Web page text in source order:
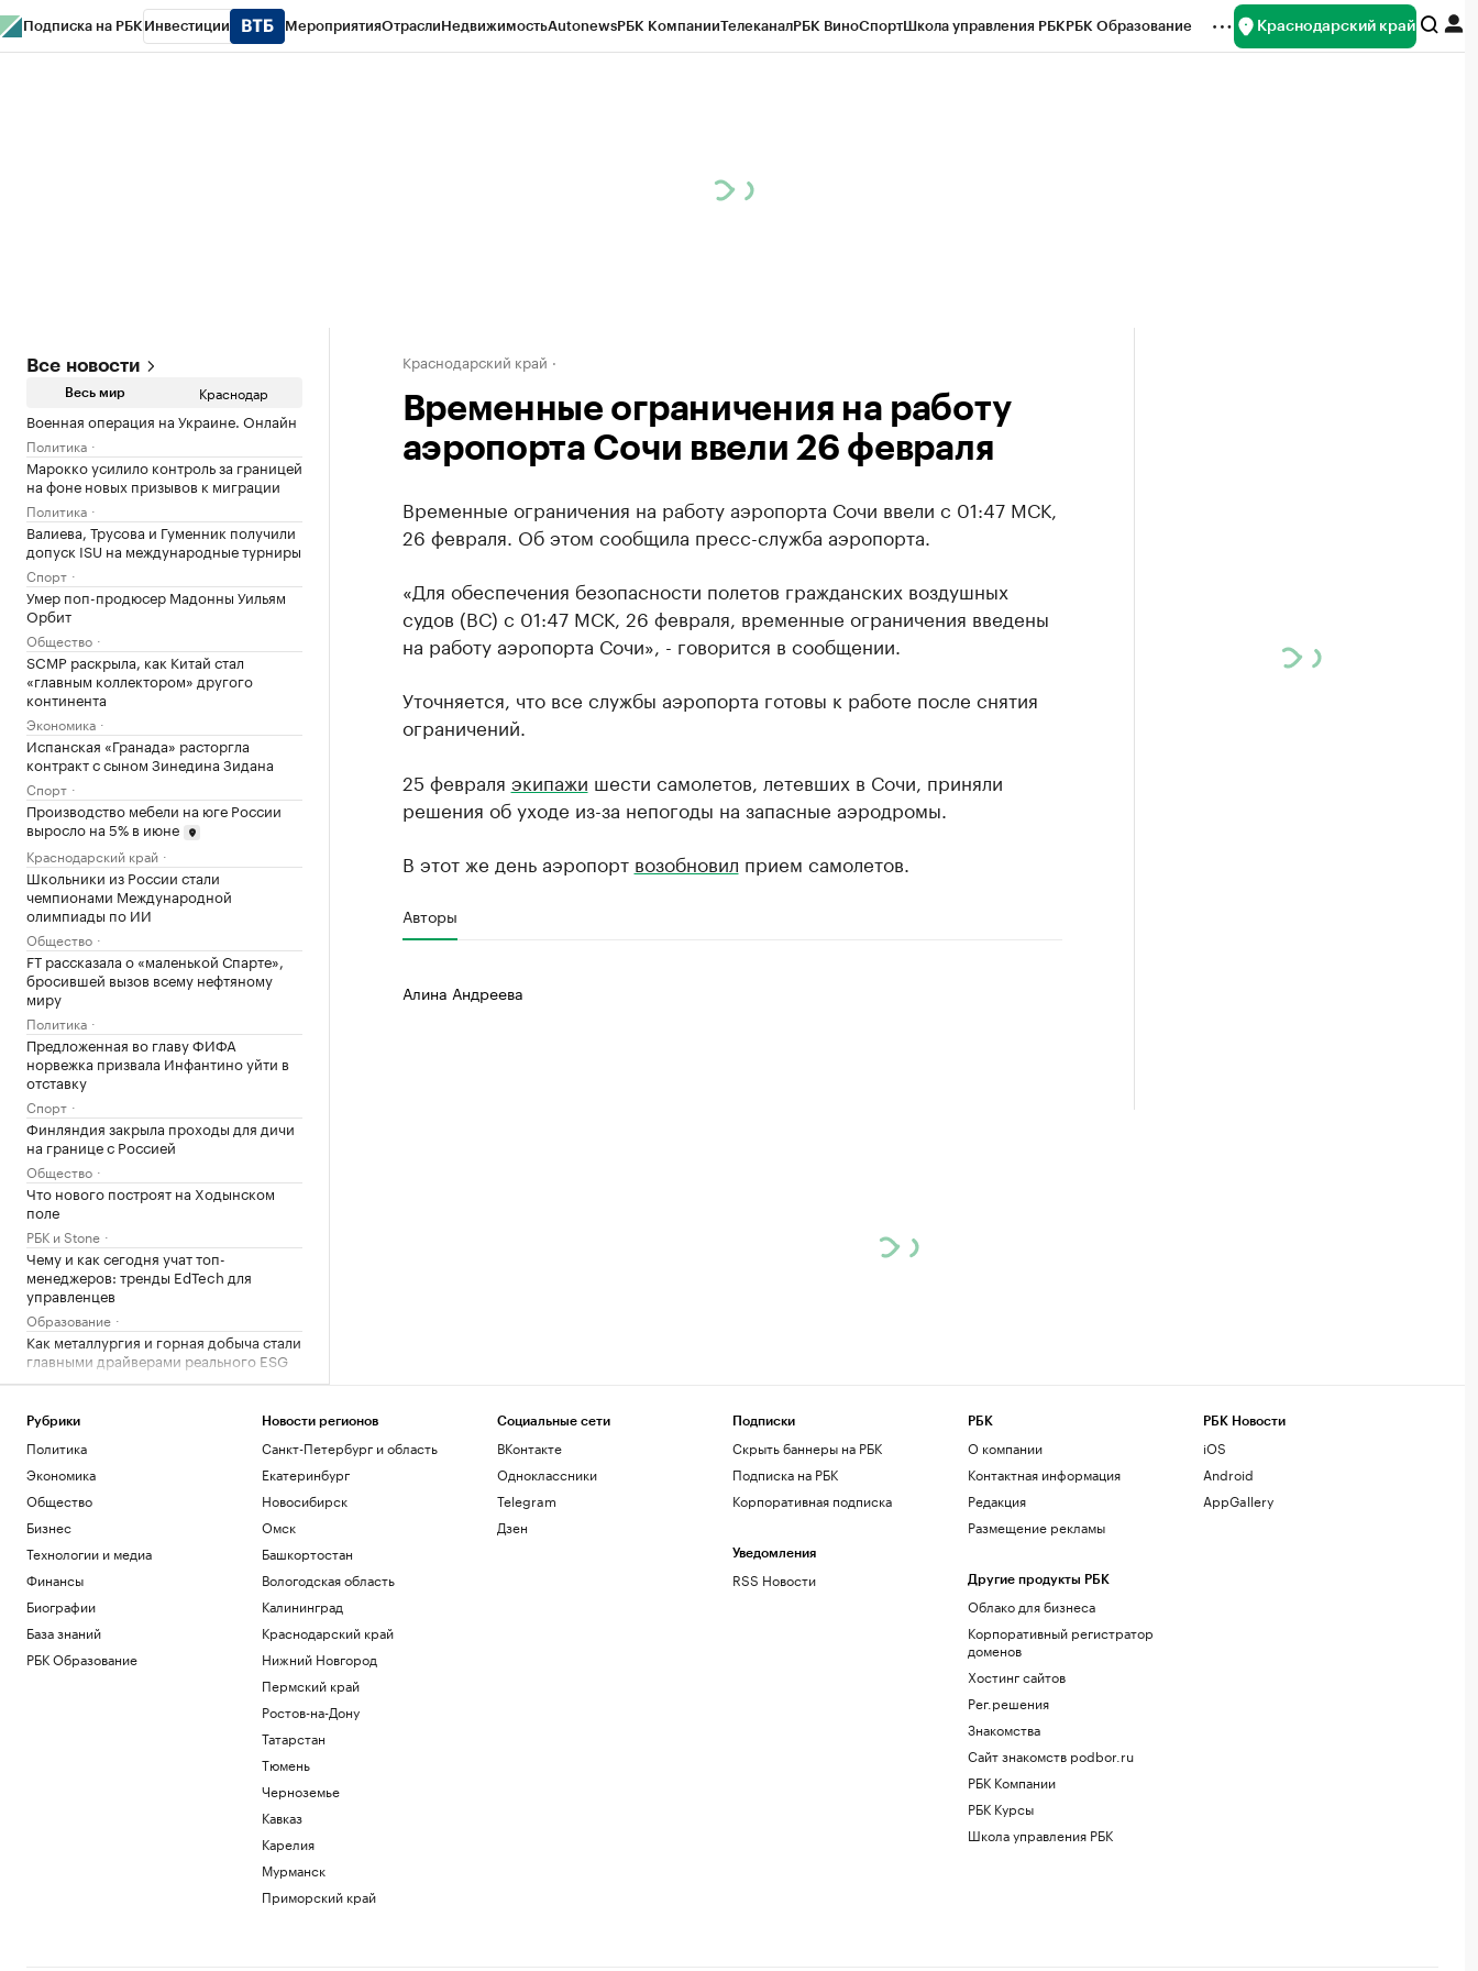
Подписка на РБК Инвестиции МероприятияОтраслиНедвижимостьAutonewsРБК КомпанииТелеканалРБК ВиноСпортШкола управления РБКРБК Образование Краснодарский край
Все новости
Весь мир Краснодар
Военная операция на Украине. Онлайн
Политика
Марокко усилило контроль за границей
на фоне новых призывов к миграции
Политика
Валиева, Трусова и Гуменник получили
допуск ISU на международные турниры
Спорт
Умер поп-продюсер Мадонны Уильям
Орбит
Общество
SCMP раскрыла, как Китай стал
«главным коллектором» другого
континента
Экономика
Испанская «Гранада» расторгла
контракт с сыном Зинедина Зидана
Спорт
Производство мебели на юге России
выросло на 5% в июне
Краснодарский край
Школьники из России стали
чемпионами Международной
олимпиады по ИИ
Общество
FT рассказала о «маленькой Спарте»,
бросившей вызов всему нефтяному
миру
Политика
Предложенная во главу ФИФА
норвежка призвала Инфантино уйти в
отставку
Спорт
Финляндия закрыла проходы для дичи
на границе с Россией
Общество
Что нового построят на Ходынском
поле
РБК и Stone
Чему и как сегодня учат топ-
менеджеров: тренды EdTech для
управленцев
Образование
Как металлургия и горная добыча стали
главными драйверами реального ESG
Отрасли
«родильному туризму» в США
Политика
Ахмату Кадырову присвоили звание
Общество
L'Equipe узнала о возможном уходе
Сафонова из ПСЖ летом 2027 года
Спорт
Иск о снятии «Яблока» с выборов
обосновали фото Бони и «вокзалом»
ChatGPT
Политика
Навроцкий связал помощь Киеву с
Краснодарский край
Временные ограничения на работу
аэропорта Сочи ввели 26 февраля
Временные ограничения на работу аэропорта Сочи ввели с 01:47 МСК,
26 февраля. Об этом сообщила пресс-служба аэропорта.
«Для обеспечения безопасности полетов гражданских воздушных
судов (ВС) с 01:47 МСК, 26 февраля, временные ограничения введены
на работу аэропорта Сочи», - говорится в сообщении.
Уточняется, что все службы аэропорта готовы к работе после снятия
ограничений.
25 февраля экипажи шести самолетов, летевших в Сочи, приняли
решения об уходе из-за непогоды на запасные аэродромы.
В этот же день аэропорт возобновил прием самолетов.
Авторы
Алина Андреева
Рубрики
Политика
Экономика
Общество
Бизнес
Технологии и медиа
Финансы
Биографии
База знаний
РБК Образование
Новости регионов
Санкт-Петербург и область
Екатеринбург
Новосибирск
Омск
Башкортостан
Вологодская область
Калининград
Краснодарский край
Нижний Новгород
Пермский край
Ростов-на-Дону
Татарстан
Тюмень
Черноземье
Кавказ
Карелия
Мурманск
Приморский край
Социальные сети
ВКонтакте
Одноклассники
Telegram
Дзен
Подписки
Скрыть баннеры на РБК
Подписка на РБК
Корпоративная подписка
Уведомления
RSS Новости
РБК
О компании
Контактная информация
Редакция
Размещение рекламы
Другие продукты РБК
Облако для бизнеса
Корпоративный регистратор
доменов
Хостинг сайтов
Рег.решения
Знакомства
Сайт знакомств podbor.ru
РБК Компании
РБК Курсы
Школа управления РБК
РБК Новости
iOS
Android
AppGallery